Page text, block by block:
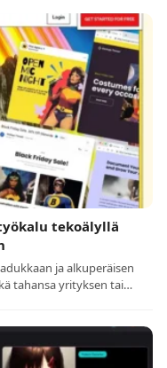
tekoälyllä
ja alkuperäisen
tahansa yrityksen tai…